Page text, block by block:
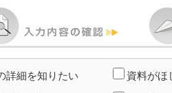
詳細を知りたい 資料がほ